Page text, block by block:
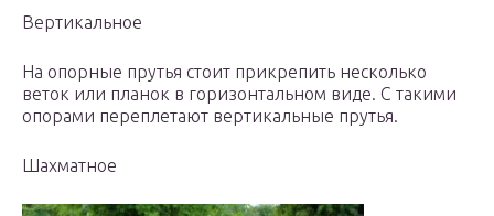
Вертикальное
На опорные прутья стоит прикрепить несколько
веток или планок в горизонтальном виде. С такими
опорами переплетают вертикальные прутья.
Шахматное